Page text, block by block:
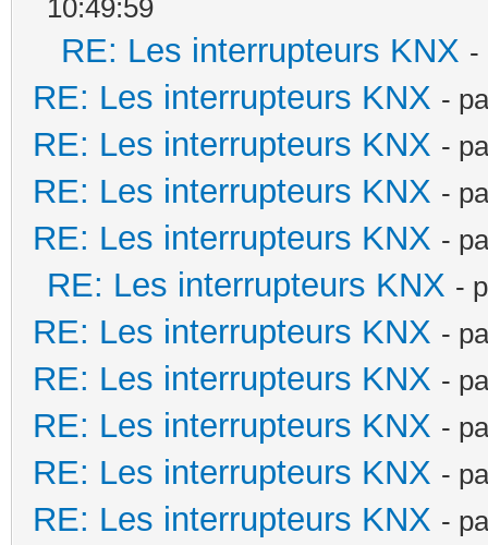
10:49:59
RE: Les interrupteurs KNX -
RE: Les interrupteurs KNX -
RE: Les interrupteurs KNX -
RE: Les interrupteurs KNX -
RE: Les interrupteurs KNX -
RE: Les interrupteurs KNX -
RE: Les interrupteurs KNX -
RE: Les interrupteurs KNX -
RE: Les interrupteurs KNX -
RE: Les interrupteurs KNX -
RE: Les interrupteurs KNX -